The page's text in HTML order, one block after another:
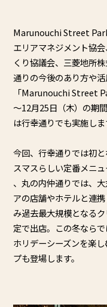
Marunouchi Street
エリアマネジメント協会、
くり協議会、三菱地所
通りの今後のあり方や
「Marunouchi Street
～12月25日（木） の期
は行幸通りでも実施しま
今回、行幸通りでは初と
スマスらしい定番メニ
、丸の内仲通りでは、
アの店舗やホテルと連携
み過去最大規模となる
定で出店。 この冬なら
ホリデーシーズンを楽し
プも登場します。